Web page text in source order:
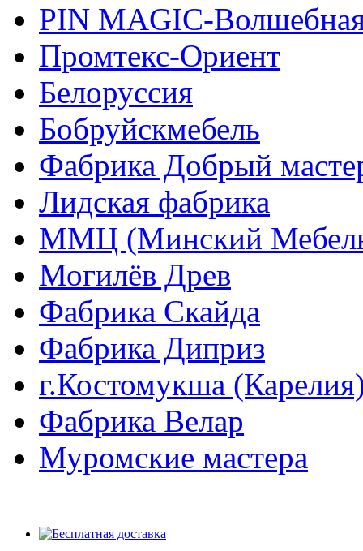
PIN MAGIС-
Промтекс-Ориент
Белоруссия
Бобруйскмебель
Фабрика Добрый
Лидская фабрика
ММЦ (Минский
Могилёв Древ
Фабрика Скайда
Фабрика Диприз
г.Костомукша
Фабрика Велар
Муромские мастера